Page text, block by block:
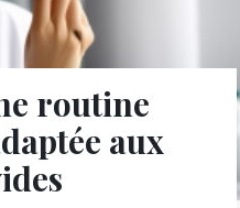
routine
aux